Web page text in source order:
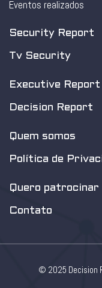
Eventos realizados
Security Report
Tv Security
Executive Report
Decision Report
Quem somos
Política de
Quero patrocinar
Contato
© 2025 Decision